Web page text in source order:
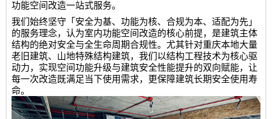
功能空间改造一站式服务。
我们始终坚守「安全为基、功能为核、合规为本、适配为先」
的服务理念，认为室内功能空间改造的核心前提，是建筑主体
结构的绝对安全与全生命周期合规性。尤其针对重庆本地大量
老旧建筑、山地特殊结构建筑，我们以结构工程技术为核心驱
动力，实现空间功能升级与建筑安全性能提升的双向赋能，让
每一次改造既满足当下使用需求，更保障建筑长期安全使用寿
命。